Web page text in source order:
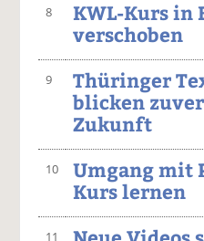
8
KWL-Kurs in
verschoben
9
Thüringer
blicken
Zukunft
10
Umgang mit
Kurs lernen
11